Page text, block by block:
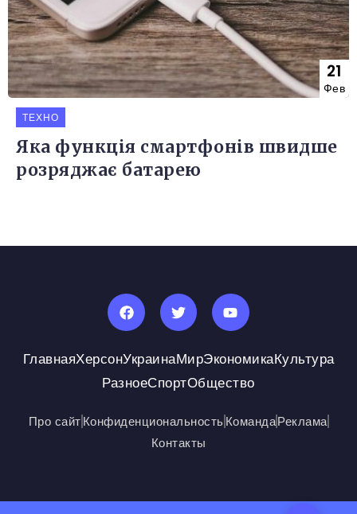
21
Фев
ТЕХНО
Яка функція смартфонів швидше
розряджає батарею
ГлавнаяХерсонУкраинаМирЭкономикаКультура
РазноеСпортОбщество
Про сайтКонфиденциональностьКомандаРеклама
Контакты